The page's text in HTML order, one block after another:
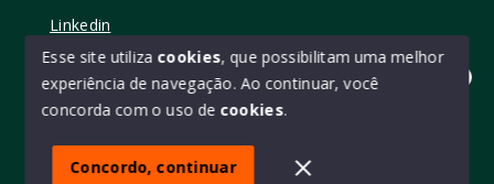
Olá! quer mudar de casa?
Linkedin
© Copyright 2026 - Elo11 consultoria imobiliária • creci
SITE PARA IMOBILIARIA
Esse site utiliza cookies, que possibilitam uma melhor
experiência de navegação. Ao continuar, você
concorda com o uso de cookies.
Concordo, continuar